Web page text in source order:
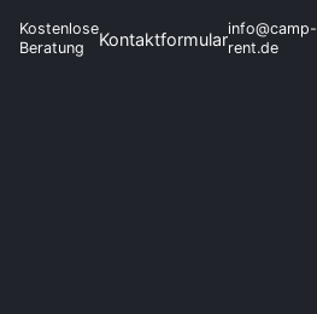
Kostenlose
Beratung
Kontaktformularinfo@camp-
rent.de